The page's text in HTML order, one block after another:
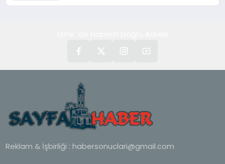
Reklam & İşbirliği : habersonuclari@gmail.com